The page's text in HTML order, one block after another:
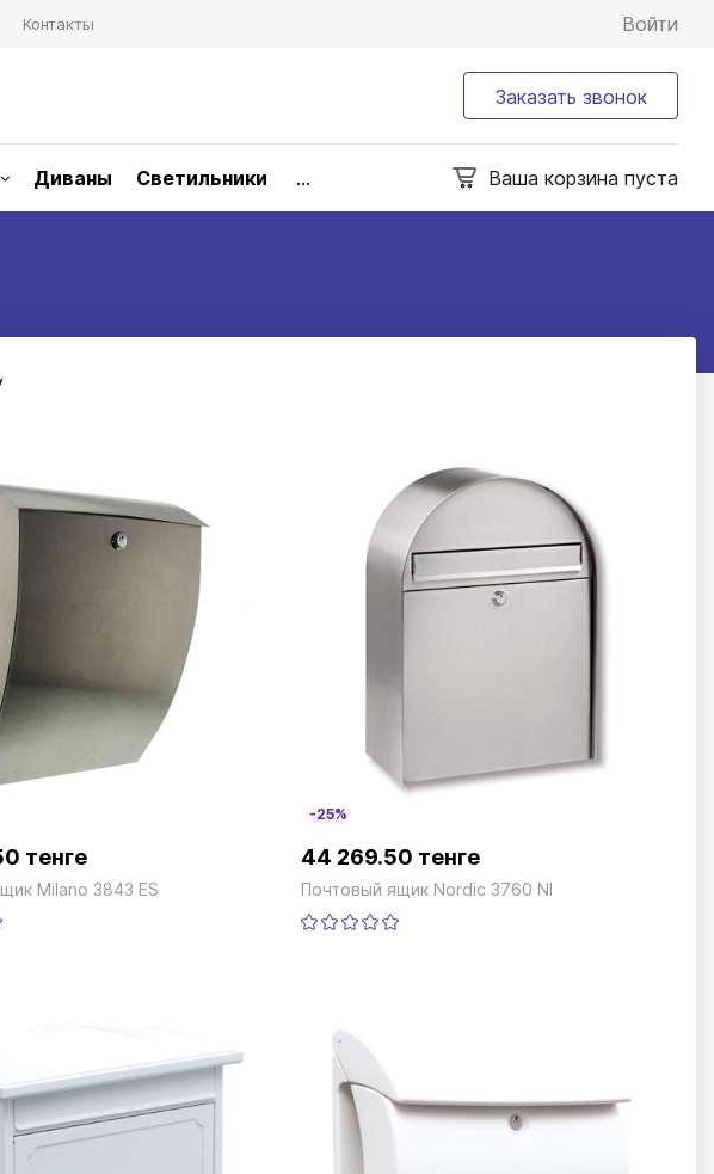
Контакты Войти
Заказать звонок
Диваны Светильники ... Ваша корзина пуста
тенге
Milano 3843 ES
-25%
44 269.50 тенге
Почтовый ящик Nordic 3760 NI